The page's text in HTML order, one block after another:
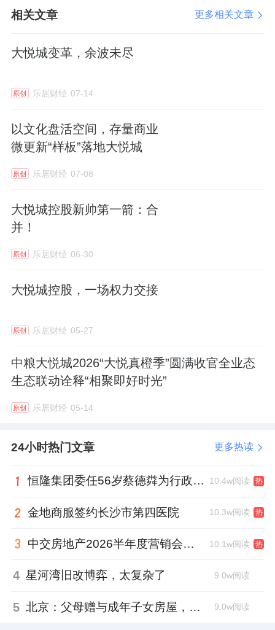
+轻资产14个），其中36个处于在营状态，8个
米；2024年大悦城控股旗下新增3家购物中心
岁城市新生代客群、持续创新线下场景体验持
销售额达401.3亿元，同比增长16%；客流量
3.66亿人次，同比增长22%，平均出租率稳定
在95.1%，形成“高出租率、高销售额、高客流
写字楼出租方面，凭借精细化运营能力，2024
年大悦城控股项目的整体平均出租率达到
牌价值10强”；产业地产方面，报告期内，大悦
率98.2%；长租公寓方面，其完整经营的10个
高端酒店方面，公司旗下三亚亚龙湾瑞吉度假
地首选酒店”“米其林一星餐厅”等66项行业荣
积极调整经营策略,以应对不断变化的市场环
境。近年来，大悦城控股不断探索、完善生态
楼、酒店、长租公寓等业务的多元业态，并让
不同业态相互支持、相互提升，形成有机的整
相关文章 更多相关文章
大悦城变革，余波未尽
原创 乐居财经 07-14
以文化盘活空间，存量商业
微更新“样板”落地大悦城
原创 乐居财经 07-08
大悦城控股新帅第一箭：合
并！
原创 乐居财经 06-30
大悦城控股，一场权力交接
原创 乐居财经 05-27
中粮大悦城2026“大悦真橙季”圆满收官全业态
生态联动诠释“相聚即好时光”
原创 乐居财经 05-14
24小时热门文章 更多热读
恒隆集团委任56岁蔡德粦为行政总裁、年薪2052万港元，曾任星巴克中国CEO 10.4w阅读 热
金地商服签约长沙市第四医院 10.3w阅读 热
中交房地产2026半年度营销会，绿城祝军现身了 10.1w阅读 热
4 星河湾旧改博弈，太复杂了 9.0w阅读
5 北京：父母赠与成年子女房屋，不再核验子女的购房资格 9.0w阅读